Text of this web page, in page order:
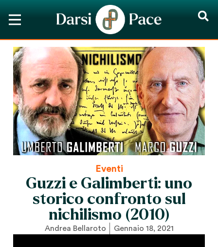
Eventi
Guzzi e Galimberti: uno
storico confronto sul
nichilismo (2010)
Andrea Bellaroto Gennaio 18, 2021